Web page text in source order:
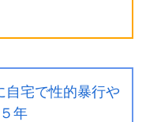
自宅で性的暴行や
年